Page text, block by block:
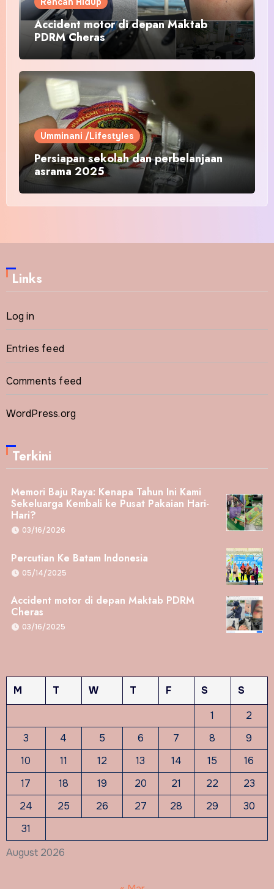
Accident motor di depan Maktab
PDRM Cheras
Umminani /Lifestyles
Persiapan sekolah dan perbelanjaan
asrama 2025
Links
Log in
Entries feed
Comments feed
WordPress.org
Terkini
Memori Baju Raya: Kenapa Tahun Ini Kami
Sekeluarga Kembali ke Pusat Pakaian Hari-
Hari?
03/16/2026
Percutian Ke Batam Indonesia
05/14/2025
Accident motor di depan Maktab PDRM
Cheras
03/16/2025
August 2026
M T W T F S
S
1
2
3
4 5 6 7 8
9
10
11 12 13 14 15
16
17
18 19 20 21 22
23
24
25 26 27 28 29
30
31